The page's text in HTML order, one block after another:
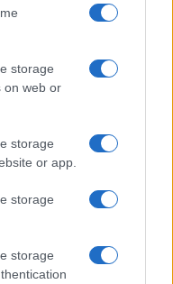
storage
on web or
storage
or app.
storage
storage
anti
proroga
e nelle zone
movida romana